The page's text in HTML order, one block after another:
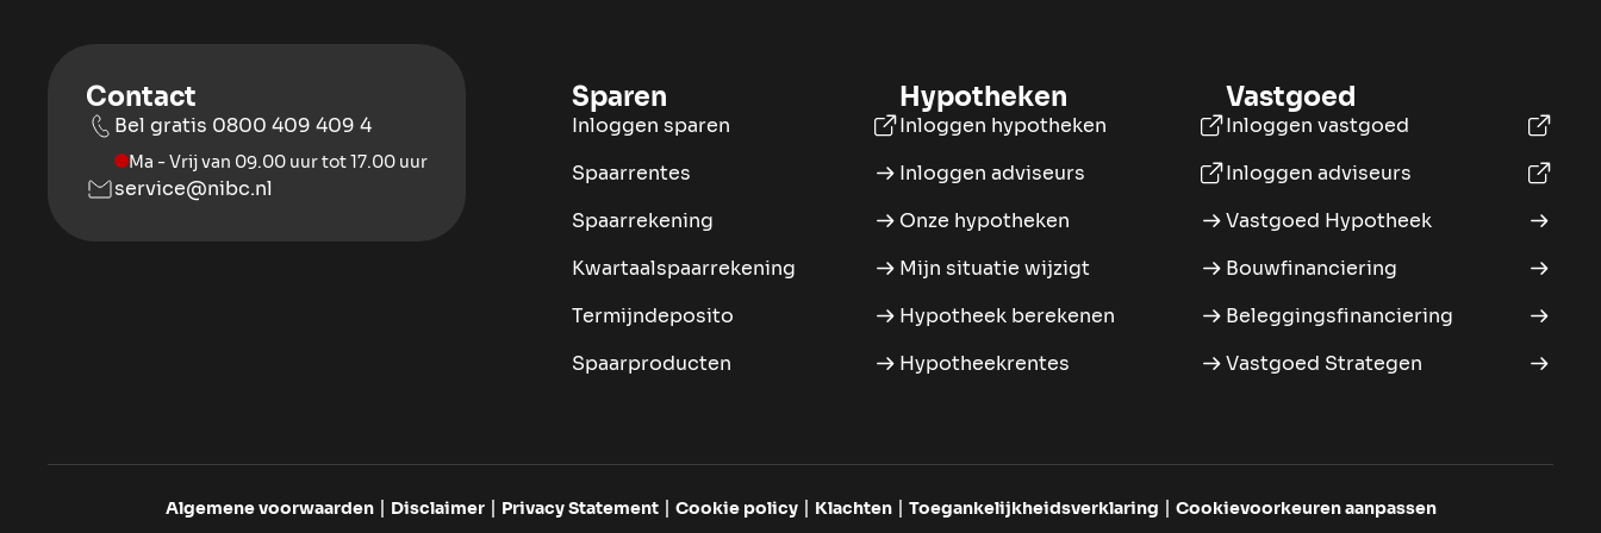
Contact
Bel gratis 0800 409 409 4
Ma - Vrij van 09.00 uur tot 17.00 uur
service@nibc.nl
Sparen
Inloggen sparen
Spaarrentes
Spaarrekening
Kwartaalspaarrekening
Termijndeposito
Spaarproducten
Hypotheken
Inloggen hypotheken
Inloggen adviseurs
Onze hypotheken
Mijn situatie wijzigt
Hypotheek berekenen
Hypotheekrentes
Vastgoed
Inloggen vastgoed
Inloggen adviseurs
Vastgoed Hypotheek
Bouwfinanciering
Beleggingsfinanciering
Vastgoed Strategen
Algemene voorwaarden Disclaimer Privacy Statement Cookie policy Klachten Toegankelijkheidsverklaring Cookievoorkeuren aanpassen